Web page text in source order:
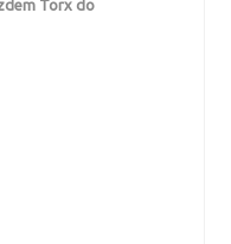
Torx do